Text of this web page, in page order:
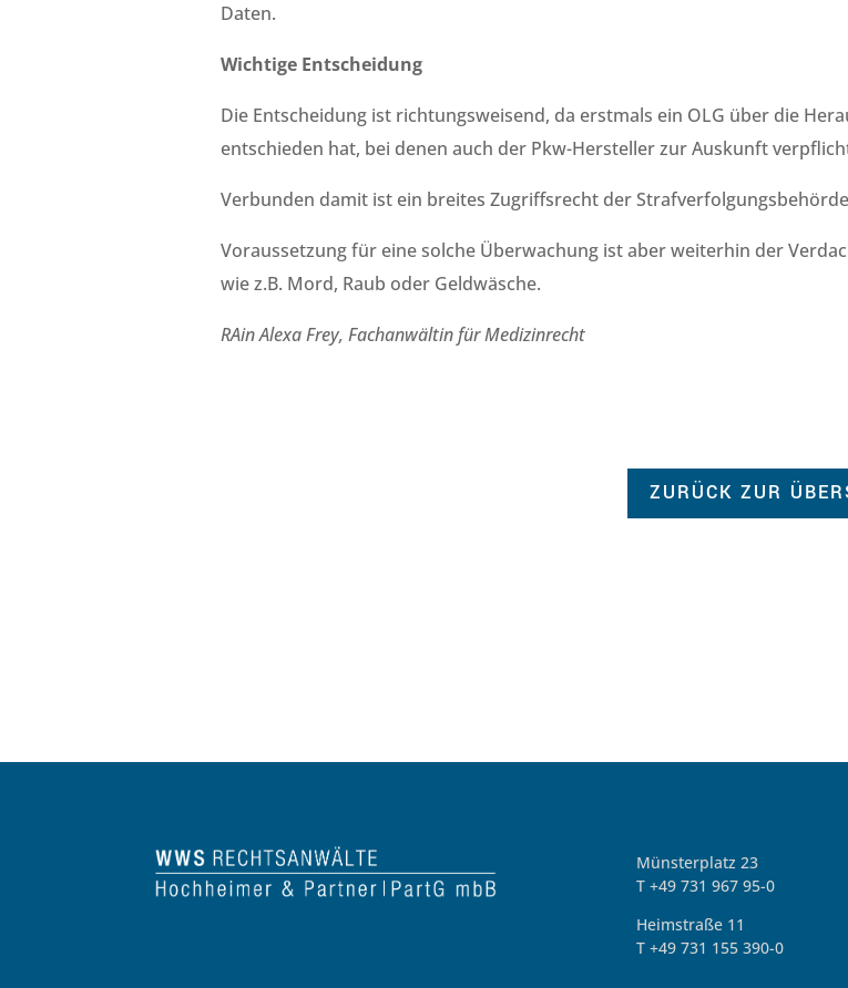
Daten.
Wichtige Entscheidung
Die Entscheidung ist richtungsweisend, da erstmals ein OLG über die
entschieden hat, bei denen auch der Pkw-Hersteller zur Auskunft
Verbunden damit ist ein breites Zugriffsrecht der
Voraussetzung für eine solche Überwachung ist aber weiterhin der
wie z.B. Mord, Raub oder Geldwäsche.
RAin Alexa Frey, Fachanwältin für Medizinrecht
ZURÜCK ZUR
Münsterplatz 23
T +49 731 967 95-0
Heimstraße 11
T +49 731 155 390-0